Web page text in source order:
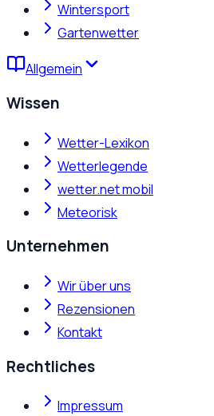
Wintersport
Gartenwetter
Allgemein
Wissen
Wetter-Lexikon
Wetterlegende
wetter.net mobil
Meteorisk
Unternehmen
Wir über uns
Rezensionen
Kontakt
Rechtliches
Impressum